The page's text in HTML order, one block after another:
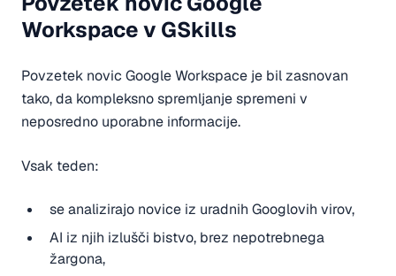
Workspace v GSkills
Povzetek novic Google Workspace je bil zasnovan
tako, da kompleksno spremljanje spremeni v
neposredno uporabne informacije.
Vsak teden:
se analizirajo novice iz uradnih Googlovih virov,
AI iz njih izlušči bistvo, brez nepotrebnega
žargona,